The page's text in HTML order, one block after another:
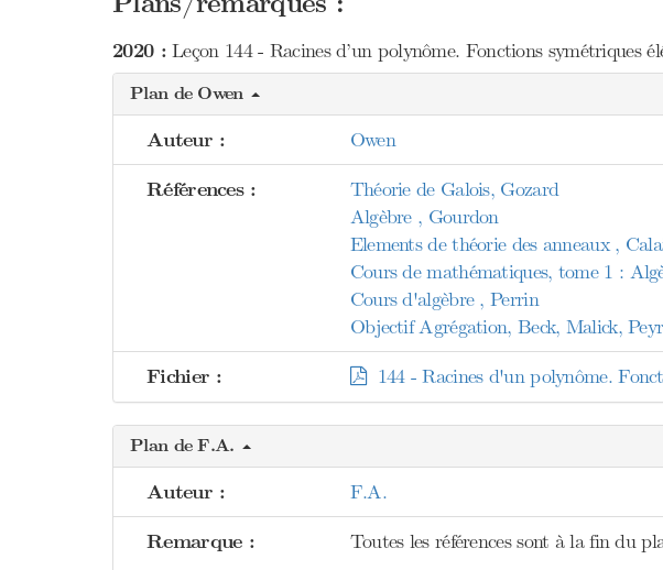
2020 :Leçon 144 - Racines d’un polynôme. Fonctions symétriques
Plan de Owen
Auteur : Owen
Références :
Théorie de Galois, Gozard
Algèbre , Gourdon
Elements de théorie des anneaux ,
Cours de mathématiques, tome 1 :
Cours d'algèbre , Perrin
Objectif Agrégation, Beck, Malick,
Fichier : 144 - Racines d'un polynôme.
Plan de F.A.
Auteur : F.A.
Remarque : Toutes les références sont à la fin du